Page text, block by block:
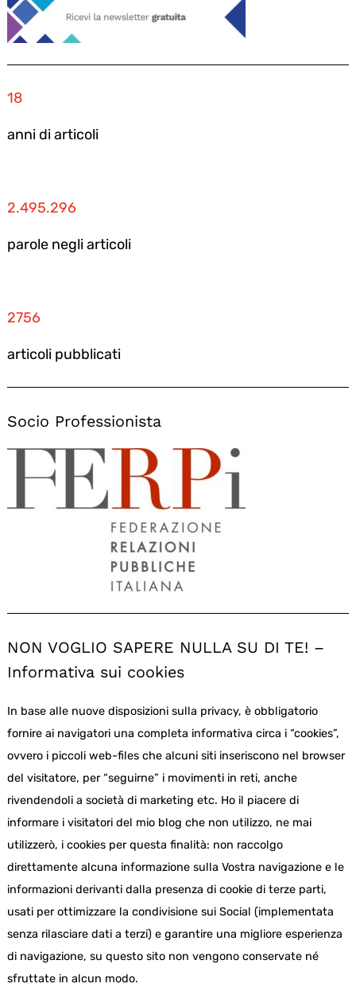
18
anni di articoli
2.495.296
parole negli articoli
2756
articoli pubblicati
Socio Professionista
NON VOGLIO SAPERE NULLA SU DI TE! –
Informativa sui cookies
In base alle nuove disposizioni sulla privacy, è obbligatorio
fornire ai navigatori una completa informativa circa i “cookies”,
ovvero i piccoli web-files che alcuni siti inseriscono nel browser
del visitatore, per “seguirne” i movimenti in reti, anche
rivendendoli a società di marketing etc. Ho il piacere di
informare i visitatori del mio blog che non utilizzo, ne mai
utilizzerò, i cookies per questa finalità: non raccolgo
direttamente alcuna informazione sulla Vostra navigazione e le
informazioni derivanti dalla presenza di cookie di terze parti,
usati per ottimizzare la condivisione sui Social (implementata
senza rilasciare dati a terzi) e garantire una migliore esperienza
di navigazione, su questo sito non vengono conservate né
sfruttate in alcun modo.